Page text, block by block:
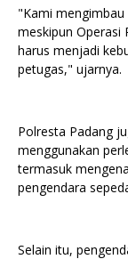
"Kami
meskipun Operasi
harus menjadi
petugas," ujarnya.
Polresta Padang
menggunakan
termasuk
pengendara
Selain itu,